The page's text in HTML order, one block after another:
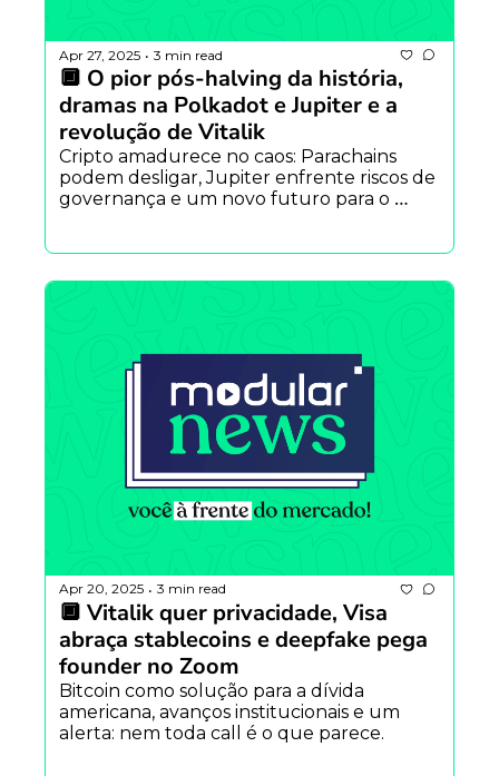
Apr 27, 2025 • 3 min read
🔲 O pior pós-halving da história,
dramas na Polkadot e Jupiter e a
revolução de Vitalik
Cripto amadurece no caos: Parachains
podem desligar, Jupiter enfrente riscos de
governança e um novo futuro para o
Apr 20, 2025 • 3 min read
🔲 Vitalik quer privacidade, Visa
abraça stablecoins e deepfake pega
founder no Zoom
Bitcoin como solução para a dívida
americana, avanços institucionais e um
alerta: nem toda call é o que parece.